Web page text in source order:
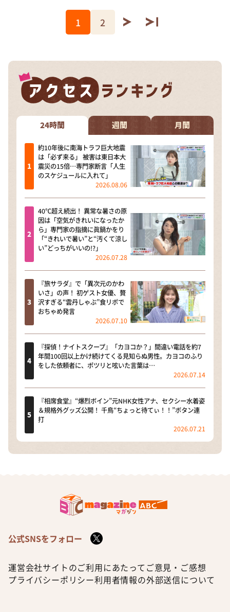
1 2
24時間 週間 月間
約10年後に南海トラフ巨大地震
は「必ず来る」 被害は東日本大
震災の15倍…専門家断言「人生
のスケジュールに入れて」
2026.08.06
40℃超え続出！ 異常な暑さの原
因は「空気がきれいになったか
ら」専門家の指摘に眞鍋かをり
「“きれいで暑い”と“汚くて涼し
い”どっちがいいの!?」
2026.07.28
『旅サラダ』で「異次元のかわ
いさ」の声！ 初ゲスト女優、贅
沢すぎる“雲丹しゃぶ”食リポで
おちゃめ発言
2026.07.10
『探偵！ナイトスクープ』「カヨコか？」間違い電話を約7
年間100回以上かけ続けてくる見知らぬ男性。カヨコのふり
をした依頼者に、ポツリと呟いた言葉は…
2026.07.14
『相席食堂』“爆烈ボイン”元NHK女性アナ、セクシー水着姿
＆規格外グッズ公開！ 千鳥“ちょっと待てぃ！！”ボタン連
打
2026.07.21
公式SNSをフォロー
運営会社サイトのご利用にあたって ご意見・ご感想
プライバシーポリシー利用者情報の外部送信について